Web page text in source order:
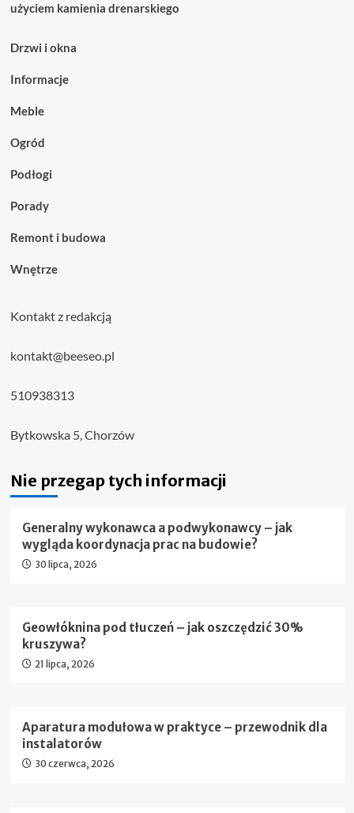
użyciem kamienia drenarskiego
Drzwi i okna
Informacje
Meble
Ogród
Podłogi
Porady
Remont i budowa
Wnętrze
Kontakt z redakcją
kontakt@beeseo.pl
510938313
Bytkowska 5, Chorzów
Nie przegap tych informacji
Generalny wykonawca a podwykonawcy – jak
wygląda koordynacja prac na budowie?
30 lipca, 2026
Geowłóknina pod tłuczeń – jak oszczędzić 30%
kruszywa?
21 lipca, 2026
Aparatura modułowa w praktyce – przewodnik dla
instalatorów
30 czerwca, 2026